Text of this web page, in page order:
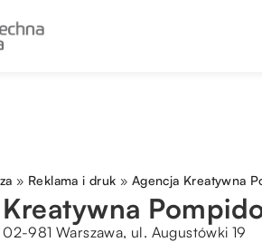
» Reklama i druk » Agencja Kreatywna
981 Warszawa, ul. Augustówki 19